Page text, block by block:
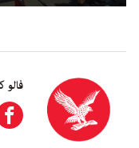
فالو